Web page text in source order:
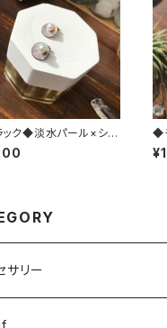
ク◆淡水パール×シェ
ピアス
◆
メ
サリー